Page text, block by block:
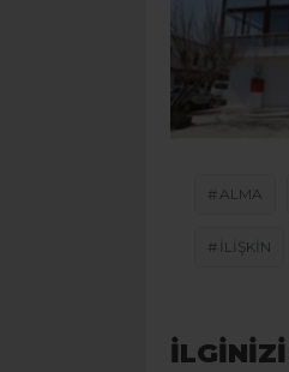
ALMA
ILIŞKIN
İLGİNİZİ